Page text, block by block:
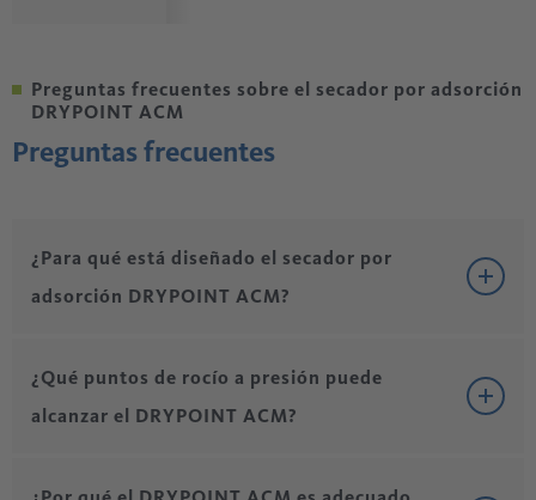
Preguntas frecuentes sobre el secador por adsorción
DRYPOINT ACM
Preguntas frecuentes
¿Para qué está diseñado el secador por
adsorción DRYPOINT ACM?
Elsecador por adsorción DRYPOINT ACMestá diseñado
para proporcionar un secado fiable del aire comprimido en
¿Qué puntos de rocío a presión puede
alcanzar el DRYPOINT ACM?
El DRYPOINT ACM permite alcanzar de forma fiable